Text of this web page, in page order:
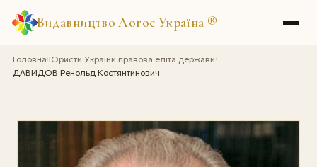
Видавництво Логос Україна ®
Головна›Юристи України правова еліта держави›
ДАВИДОВ Ренольд Костянтинович